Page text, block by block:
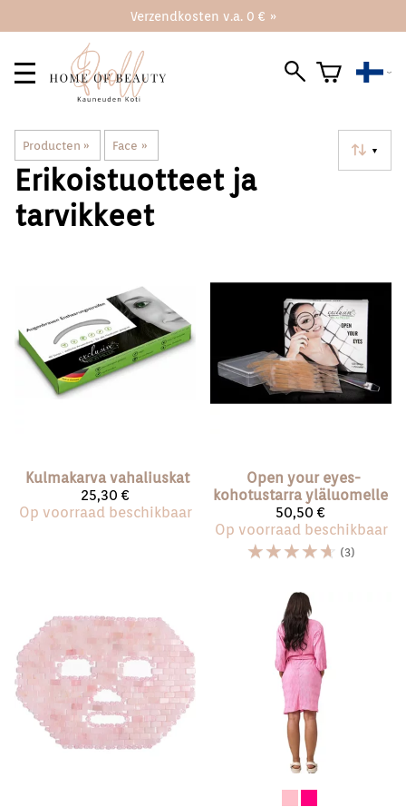
Verzendkosten v.a. 0 € »
Producten ‪» Face ‪» ▼
Erikoistuotteet ja
tarvikkeet
Kulmakarva vahaliuskat
25,30 €
Op voorraad beschikbaar
Open your eyes-
kohotustarra yläluomelle
50,50 €
Op voorraad beschikbaar
☆☆☆☆☆ (3)